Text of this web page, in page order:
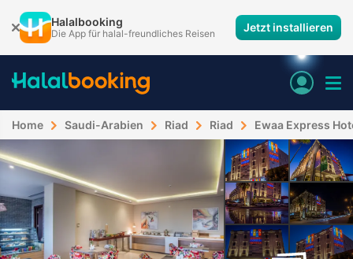
Halalbooking
Die App für halal-freundliches Reisen Jetzt installieren
Home Saudi-Arabien Riad Riad Ewaa Express